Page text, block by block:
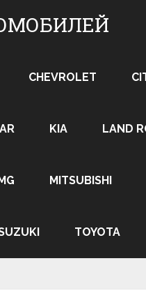
CHEVROLET
KIA LAND
MITSUBISHI
TOYOTA